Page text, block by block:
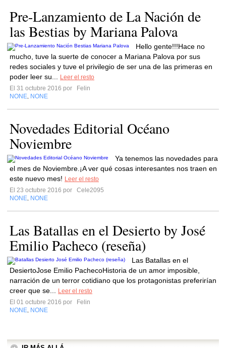
Pre-Lanzamiento de La Nación de
las Bestias by Mariana Palova
Hello gente!!!Hace no
mucho, tuve la suerte de conocer a Mariana Palova por sus
redes sociales y tuve el privilegio de ser una de las primeras en
poder leer su...
Leer el resto
El 31 octubre 2016 por
Felin
NONE NONE
Novedades Editorial Océano
Noviembre
Ya tenemos las novedades para
el mes de Noviembre.¡A ver qué cosas interesantes nos traen en
este nuevo mes! Leer el resto
El 23 octubre 2016 por
Cele2095
NONE NONE
Las Batallas en el Desierto by José
Emilio Pacheco (reseña)
Las Batallas en el
DesiertoJose Emilio PachecoHistoria de un amor imposible,
narración de un terror cotidiano que los protagonistas preferirían
creer que se...
Leer el resto
El 01 octubre 2016 por
Felin
NONE NONE